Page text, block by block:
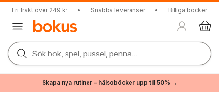
Fri frakt över 249 kr • Snabba leveranser • Billiga böcker
Sök bok, spel, pussel, penna...
Skapa nya rutiner – hälsoböcker upp till 50% →